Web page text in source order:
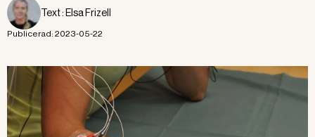
Text : Elsa Frizell
Publicerad: 2023-05-22